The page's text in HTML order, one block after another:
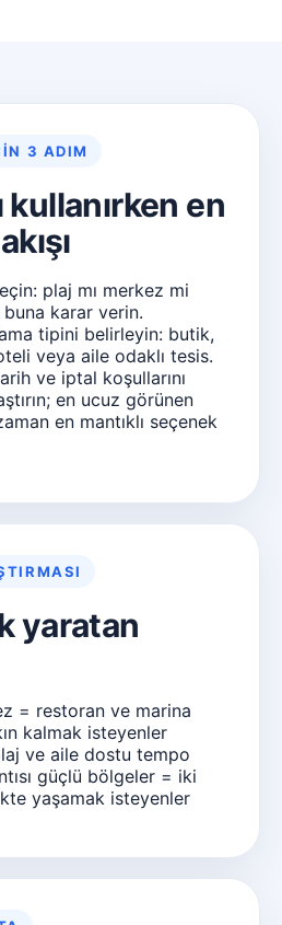
3 ADIM
kullanırken en
plaj mı merkez mi
karar verin.
tipini belirleyin: butik,
veya aile odaklı tesis.
ve iptal koşullarını
en ucuz görünen
en mantıklı seçenek
yaratan
= restoran ve marina
kalmak isteyenler
ve aile dostu tempo
güçlü bölgeler = iki
yaşamak isteyenler